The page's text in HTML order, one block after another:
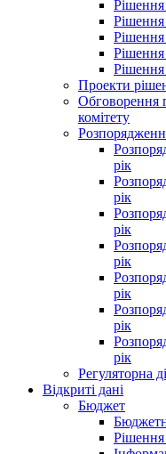
Рішення
Рішення
Рішення
Рішення
Рішення
Проекти
Обговорення
комітету
рік
рік
рік
рік
рік
рік
рік
Регуляторна
Відкриті дані
Бюджет